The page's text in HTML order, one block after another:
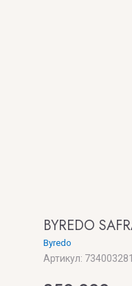
BYREDO
Byredo
Артикул: